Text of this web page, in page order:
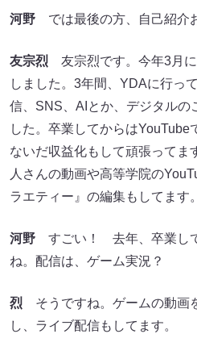
河野 では最後の方、自己紹介
友宗烈 友宗烈です。今年3月
しました。3年間、YDAに行っ
信、SNS、AIとか、デジタルの
した。卒業してからはYouTube
ないだ収益化もして頑張ってま
人さんの動画や高等学院の
ラエティー』の編集もしてます。
河野 すごい！ 去年、卒業し
ね。配信は、ゲーム実況？
烈 そうですね。ゲームの動画
し、ライブ配信もしてます。